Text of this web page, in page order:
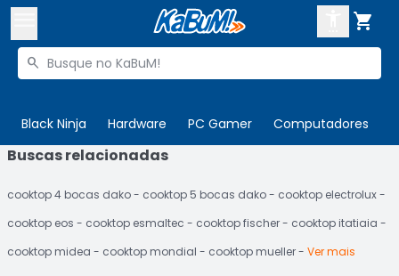

Buscar produtos

Black Ninja Hardware PC Gamer Computadores

 Departamentos
Cupons
ENTRE
CADASTRE-SE
Buscas relacionadas
cooktop 4 bocas dako cooktop 5 bocas dako
cooktop electrolux
cooktop eos
cooktop esmaltec cooktop fischer
cooktop itatiaia
cooktop midea
cooktop mondial cooktop mueller Ver mais